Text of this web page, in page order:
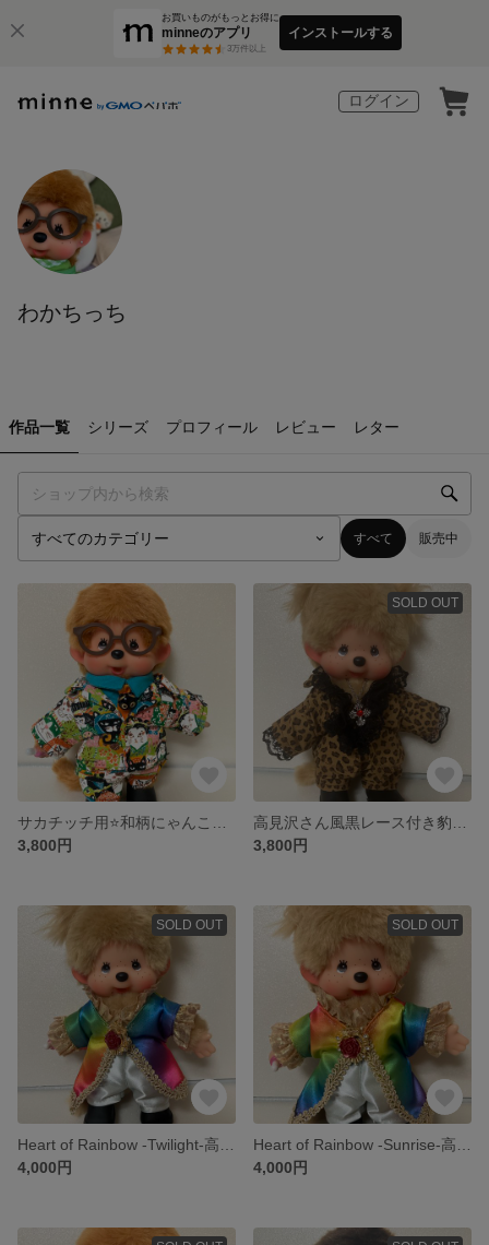
お買いものがもっとお得に
minneのアプリ
3万件以上
インストールする
ログイン
わかちっち
作品一覧 シリーズ プロフィール レビュー レター
すべて 販売中
3,800円
SOLD OUT
3,800円
SOLD OUT
4,000円
SOLD OUT
4,000円